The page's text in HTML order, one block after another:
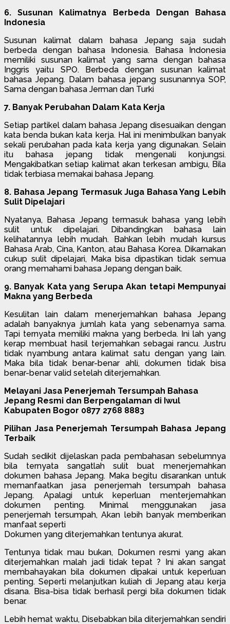
6. Susunan Kalimatnya Berbeda Dengan Bahasa
Indonesia
Susunan kalimat dalam bahasa Jepang saja sudah
berbeda dengan bahasa Indonesia. Bahasa Indonesia
memiliki susunan kalimat yang sama dengan bahasa
Inggris yaitu SPO. Berbeda dengan susunan kalimat
bahasa Jepang. Dalam bahasa jepang susunannya SOP,
Sama dengan bahasa Jerman dan Turki
7. Banyak Perubahan Dalam Kata Kerja
Setiap partikel dalam bahasa Jepang disesuaikan dengan
kata benda bukan kata kerja. Hal ini menimbulkan banyak
sekali perubahan pada kata kerja yang digunakan. Selain
itu bahasa jepang tidak mengenali konjungsi.
Mengakibatkan setiap kalimat akan terkesan ambigu, Bila
tidak terbiasa memakai bahasa Jepang.
8. Bahasa Jepang Termasuk Juga Bahasa Yang Lebih
Sulit Dipelajari
Nyatanya, Bahasa Jepang termasuk bahasa yang lebih
sulit untuk dipelajari. Dibandingkan bahasa lain
kelihatannya lebih mudah. Bahkan lebih mudah kursus
Bahasa Arab, Cina, Kanton, atau Bahasa Korea. Dikarnakan
cukup sulit dipelajari, Maka bisa dipastikan tidak semua
orang memahami bahasa Jepang dengan baik.
9. Banyak Kata yang Serupa Akan tetapi Mempunyai
Makna yang Berbeda
Kesulitan lain dalam menerjemahkan bahasa Jepang
adalah banyaknya jumlah kata yang sebenarnya sama.
Tapi ternyata memiliki makna yang berbeda. Ini lah yang
kerap membuat hasil terjemahkan sebagai rancu. Justru
tidak nyambung antara kalimat satu dengan yang lain.
Maka bila tidak benar-benar ahli, dokumen tidak bisa
benar-benar valid setelah diterjemahkan.
Melayani Jasa Penerjemah Tersumpah Bahasa
Jepang Resmi dan Berpengalaman di Iwul
Kabupaten Bogor 0877 2768 8883
Pilihan Jasa Penerjemah Tersumpah Bahasa Jepang
Terbaik
Sudah sedikit dijelaskan pada pembahasan sebelumnya
bila ternyata sangatlah sulit buat menerjemahkan
dokumen bahasa Jepang. Maka begitu disarankan untuk
memanfaatkan jasa penerjemah tersumpah bahasa
Jepang. Apalagi untuk keperluan menterjemahkan
dokumen penting. Minimal menggunakan jasa
penerjemah tersumpah, Akan lebih banyak memberikan
manfaat seperti
Dokumen yang diterjemahkan tentunya akurat.
Tentunya tidak mau bukan, Dokumen resmi yang akan
diterjemahkan malah jadi tidak tepat ? Ini akan sangat
membahayakan bila dokumen dipakai untuk keperluan
penting. Seperti melanjutkan kuliah di Jepang atau kerja
disana. Bisa-bisa tidak berhasil pergi bila dokumen tidak
benar.
Lebih hemat waktu, Disebabkan bila diterjemahkan sendiri